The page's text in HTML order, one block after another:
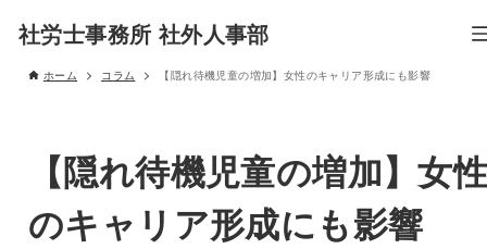
社労士事務所 社外人事部
ホーム コラム 【隠れ待機児童の増加】女性のキャリア形成にも影響
【隠れ待機児童の増加】女
のキャリア形成にも影響